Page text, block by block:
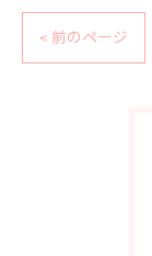
< 前のページ